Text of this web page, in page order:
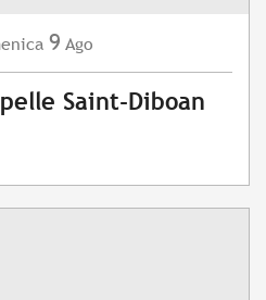
9 Ago
Saint-Diboan